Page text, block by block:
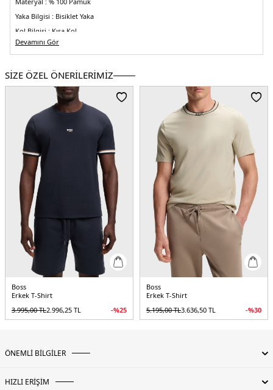
Yaka Bilgisi : Bisiklet Yaka
Kol Bilgisi : Kısa Kol
Kalıp Bilgisi :Regular Fit
Beden : M
Üretim Yeri :Portekiz
5DY150531569001.07
Devamını Gör
SİZE ÖZEL ÖNERİLERİMİZ
Boss
Erkek T-Shirt
3.995,00TL2.996,25 TL -%25
Boss
Erkek T-Shirt
5.195,00TL3.636,50 TL -%30
ÖNEMLİ BİLGİLER
HIZLI ERİŞİM